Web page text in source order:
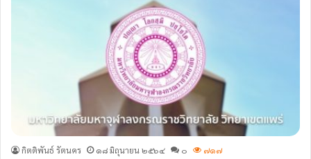
กิตติพันธ์ รัตนคร ๑๘ มิถุนายน ๒๕๖๔ ๐ ๗๑๗